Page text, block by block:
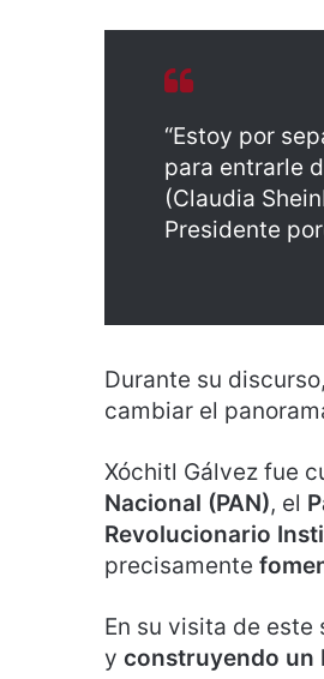
“Estoy por
para entrarle
(Claudia
Presidente
Durante su
cambiar el
Xóchitl Gálvez fue
Nacional (PAN), el
Revolucionario
precisamente
En su visita de
y construyendo un